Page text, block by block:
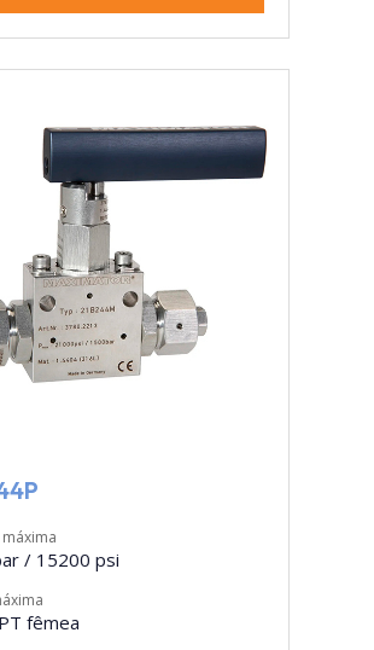
/ 15200 psi
fêmea